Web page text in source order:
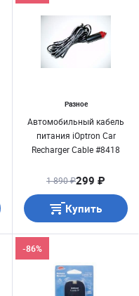
Разное
Автомобильный кабель
питания iOptron Car
Recharger Cable #8418
1 890 ₽299 ₽
Купить
-86%